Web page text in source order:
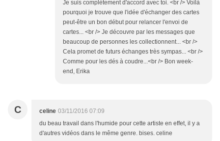
Je suis complètement d'accord avec toi. <br /> Voilà
pourquoi je trouve que l'idée d'échanger des cartes
peut-être un bon début pour relancer l'envoi de
cartes... <br /> Je découvre par les messages que
beaucoup de personnes les collectionnent... <br />
Cela promet de futurs échanges très sympas... <br />
Comme pour les dés à coudre...<br /> Bon week-
end, Erika
C celine 03/11/2016 07:09
du beau travail dans l'humide pour cette artiste en effet, il y a
d'autres vidéos dans le même genre. bises. celine